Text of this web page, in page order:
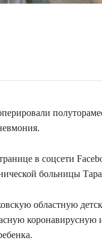
в соцсети
больницы
областную
коронавирусную